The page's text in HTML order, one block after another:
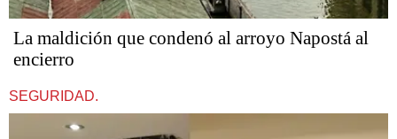
La maldición que condenó al arroyo Napostá al
encierro
SEGURIDAD.